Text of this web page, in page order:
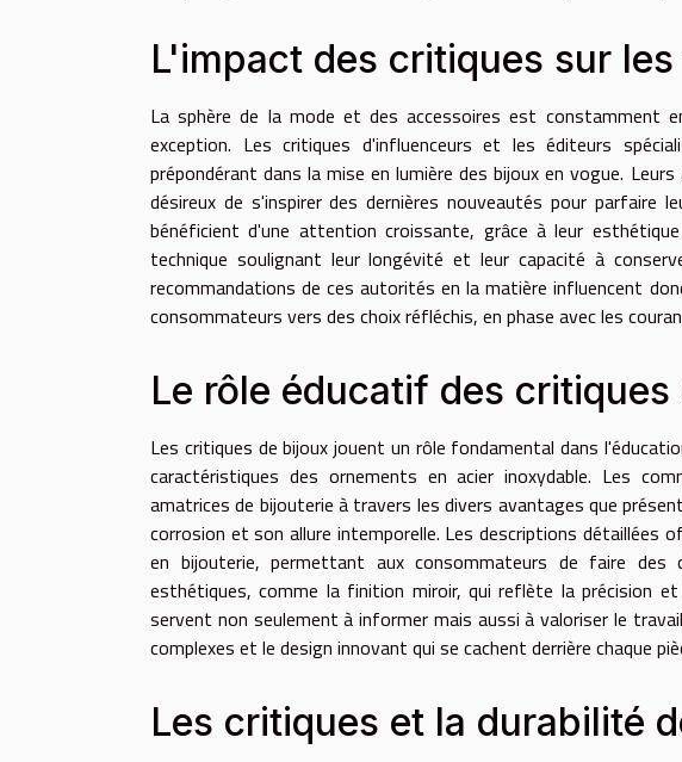
L'impact des critiques sur
La sphère de la mode et des accessoires est constamment
exception. Les critiques d'influenceurs et les éditeurs
prépondérant dans la mise en lumière des bijoux en vogue.
désireux de s'inspirer des dernières nouveautés pour parfaire
bénéficient d'une attention croissante, grâce à leur
technique soulignant leur longévité et leur capacité à
recommandations de ces autorités en la matière influencent
consommateurs vers des choix réfléchis, en phase avec les
Le rôle éducatif des
Les critiques de bijoux jouent un rôle fondamental dans
caractéristiques des ornements en acier inoxydable. Les
amatrices de bijouterie à travers les divers avantages que
corrosion et son allure intemporelle. Les descriptions détaillées
en bijouterie, permettant aux consommateurs de faire
esthétiques, comme la finition miroir, qui reflète la précision
servent non seulement à informer mais aussi à valoriser le
complexes et le design innovant qui se cachent derrière chaque
Les critiques et la durabilité